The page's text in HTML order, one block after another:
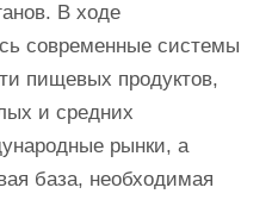
В ходе
современные системы
пищевых продуктов,
и средних
рынки, а
база, необходимая